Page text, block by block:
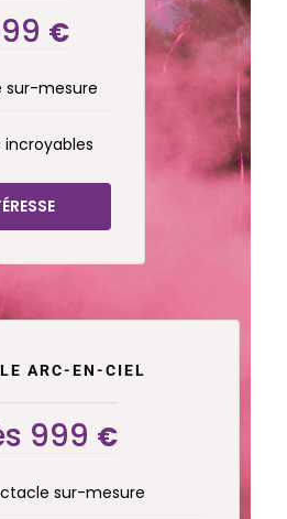
€
sur-mesure
incroyables
ARC-EN-CIEL
999 €
sur-mesure